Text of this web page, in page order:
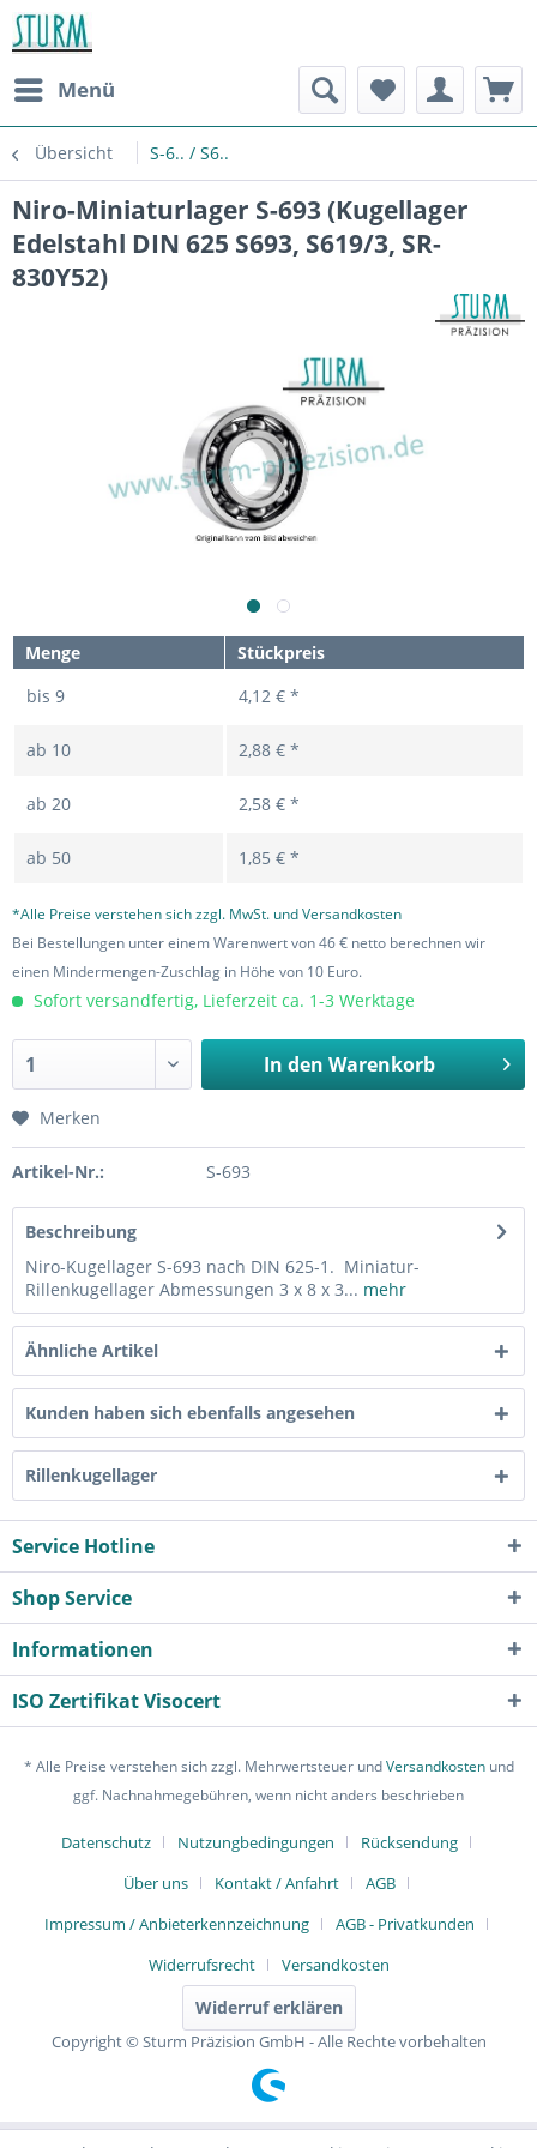
Menü
Übersicht S-6.. / S6..
Niro-Miniaturlager S-693 (Kugellager
Edelstahl DIN 625 S693, S619/3, SR-
830Y52)
Menge
Stückpreis
bis 9 4,12 € *
ab 10 2,88 € *
ab 20 2,58 € *
ab 50 1,85 € *
*Alle Preise verstehen sich zzgl. MwSt. und Versandkosten
Bei Bestellungen unter einem Warenwert von 46 € netto berechnen wir
einen Mindermengen-Zuschlag in Höhe von 10 Euro.
Sofort versandfertig, Lieferzeit ca. 1-3 Werktage
In den Warenkorb
Merken
Artikel-Nr.: S-693
Beschreibung
Niro-Kugellager S-693 nach DIN 625-1. Miniatur-
Rillenkugellager Abmessungen 3 x 8 x 3... mehr
Ähnliche Artikel
Kunden haben sich ebenfalls angesehen
Rillenkugellager
Service Hotline
Shop Service
Informationen
ISO Zertifikat Visocert
* Alle Preise verstehen sich zzgl. Mehrwertsteuer undVersandkostenund
ggf. Nachnahmegebühren, wenn nicht anders beschrieben
Datenschutz Nutzungbedingungen
Rücksendung
Über uns
Kontakt / Anfahrt
AGB
Impressum / Anbieterkennzeichnung
AGB - Privatkunden
Widerrufsrecht
Versandkosten
Widerruf erklären
Copyright © Sturm Präzision GmbH - Alle Rechte vorbehalten